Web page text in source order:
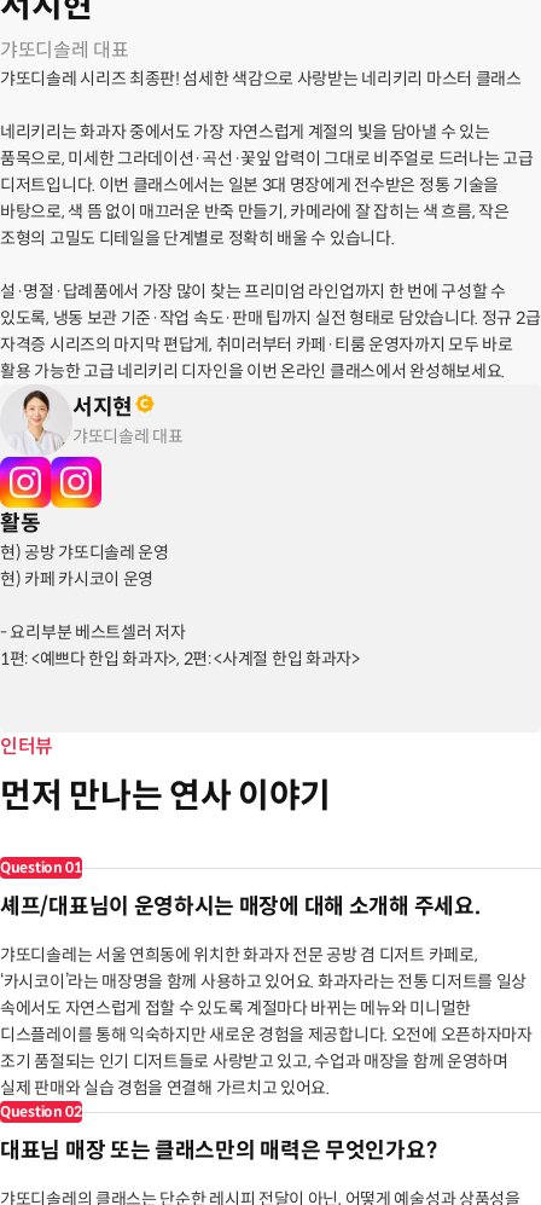
갸또디솔레 대표
갸또디솔레 시리즈 최종판! 섬세한 색감으로 사랑받는 네리키리 마스터 클래스
네리키리는 화과자 중에서도 가장 자연스럽게 계절의 빛을 담아낼 수 있는
품목으로, 미세한 그라데이션·곡선·꽃잎 압력이 그대로 비주얼로 드러나는 고급
디저트입니다. 이번 클래스에서는 일본 3대 명장에게 전수받은 정통 기술을
바탕으로, 색 뜸 없이 매끄러운 반죽 만들기, 카메라에 잘 잡히는 색 흐름, 작은
조형의 고밀도 디테일을 단계별로 정확히 배울 수 있습니다.
설·명절·답례품에서 가장 많이 찾는 프리미엄 라인업까지 한 번에 구성할 수
있도록, 냉동 보관 기준·작업 속도·판매 팁까지 실전 형태로 담았습니다. 정규 2급
자격증 시리즈의 마지막 편답게, 취미러부터 카페·티룸 운영자까지 모두 바로
활용 가능한 고급 네리키리 디자인을 이번 온라인 클래스에서 완성해보세요.
서지현
갸또디솔레 대표
활동
현) 공방 갸또디솔레 운영
현) 카페 카시코이 운영
- 요리부분 베스트셀러 저자
1편: <예쁘다 한입 화과자>, 2편: <사계절 한입 화과자>
- 한국외식과학고등학교 산학교류 협약 체결, 고명외식고등학교,
- 싱가폴, 인도네시아, 홍콩 해외강의 출강
- mbc <생방송 오늘아침> 금손특집 출연
- kbs <대한민국 라이브> 화과자전문가로 출연
- kbs 2tv <빼고파> 화과자의 난 출연
- 구찌 루이비통 폭스바겐 (주)효성그룹 등 vip catering 다식 제공 -
- 여의도 더현대, 신세계 강남, 갤러리아 압구정 백화점 팝업 진행
인터뷰
먼저 만나는 연사 이야기
Question 01
셰프/대표님이 운영하시는 매장에 대해 소개해 주세요.
갸또디솔레는 서울 연희동에 위치한 화과자 전문 공방 겸 디저트 카페로,
‘카시코이’라는 매장명을 함께 사용하고 있어요. 화과자라는 전통 디저트를 일상
속에서도 자연스럽게 접할 수 있도록 계절마다 바뀌는 메뉴와 미니멀한
디스플레이를 통해 익숙하지만 새로운 경험을 제공합니다. 오전에 오픈하자마자
조기 품절되는 인기 디저트들로 사랑받고 있고, 수업과 매장을 함께 운영하며
실제 판매와 실습 경험을 연결해 가르치고 있어요.
Question 02
대표님 매장 또는 클래스만의 매력은 무엇인가요?
갸또디솔레의 클래스는 단순한 레시피 전달이 아닌, 어떻게 예술성과 상품성을